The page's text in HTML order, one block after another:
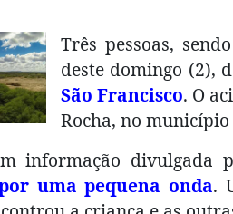
Três pessoas,
deste domingo (2),
São Francisco. O
Rocha, no
informação divulgada
uma pequena onda.